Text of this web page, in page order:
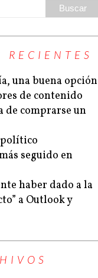
RECIENTES
una buena opción
de contenido
de comprarse un
seguido en
haber dado a la
a Outlook y